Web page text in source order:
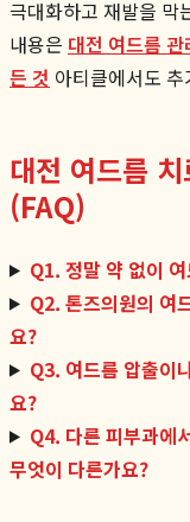
극대화하고 재발을 막
내용은 대전 여드름
든 것 아티클에서도
대전 여드름
(FAQ)
Q1. 정말 약 없이
Q2. 톤즈의원의 여
요?
Q3. 여드름 압출이
요?
Q4. 다른 피부과에
무엇이 다른가요?